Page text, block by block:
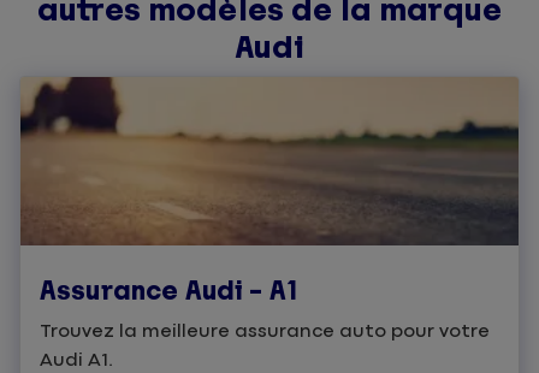
autres modèles de la marque
Audi
Assurance Audi – A1
Trouvez la meilleure assurance auto pour votre
Audi A1.